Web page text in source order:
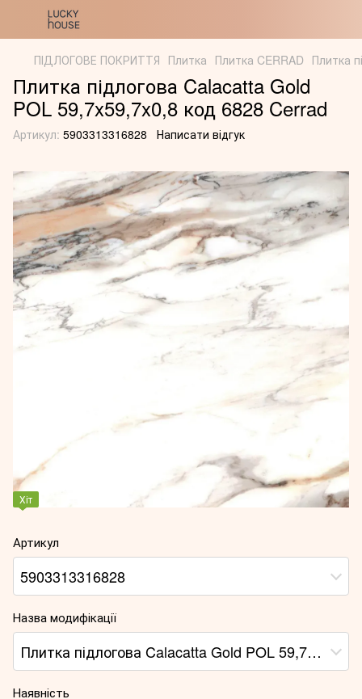
ПІДЛОГОВЕ ПОКРИТТЯ Плитка Плитка CERRAD Плитка
Плитка підлогова Calacatta Gold
POL 59,7x59,7x0,8 код 6828 Cerrad
Артикул: 5903313316828 Написати відгук
Хіт
Артикул
5903313316828
Назва модифікації
Плитка підлогова Calacatta Gold POL 59,7x59,7x0,8 код 6828 Cerrad
Наявність